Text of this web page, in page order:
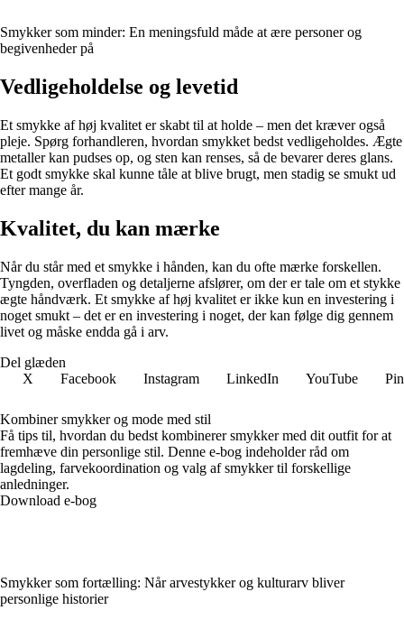
Smykker som minder: En meningsfuld måde at ære personer og
begivenheder på
Vedligeholdelse og levetid
Et smykke af høj kvalitet er skabt til at holde – men det kræver også
pleje. Spørg forhandleren, hvordan smykket bedst vedligeholdes. Ægte
metaller kan pudses op, og sten kan renses, så de bevarer deres glans.
Et godt smykke skal kunne tåle at blive brugt, men stadig se smukt ud
efter mange år.
Kvalitet, du kan mærke
Når du står med et smykke i hånden, kan du ofte mærke forskellen.
Tyngden, overfladen og detaljerne afslører, om der er tale om et stykke
ægte håndværk. Et smykke af høj kvalitet er ikke kun en investering i
noget smukt – det er en investering i noget, der kan følge dig gennem
livet og måske endda gå i arv.
Del glæden
X
Facebook Instagram LinkedIn YouTube
Kombiner smykker og mode med stil
Få tips til, hvordan du bedst kombinerer smykker med dit outfit for at
fremhæve din personlige stil. Denne e-bog indeholder råd om
lagdeling, farvekoordination og valg af smykker til forskellige
anledninger.
Download e-bog
Smykker som fortælling: Når arvestykker og kulturarv bliver
personlige historier